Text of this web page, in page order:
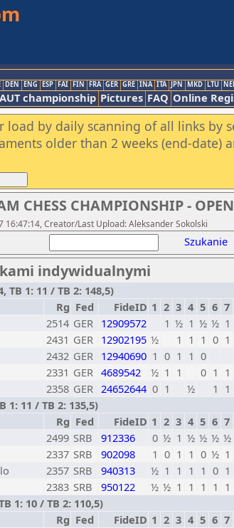
DEN ENG ESP FAI FIN FRA GER GRE INA ITA JPN MKD LTU
AUT championship Pictures FAQ Online
load by daily scanning of all links by
older than 2 weeks (end-date)
CHESS CHAMPIONSHIP -
Creator/Last Upload: Aleksander Sokolski
Szukanie
indywidualnymi
TB 1: 11 / TB 2: 148,5)
Rg Fed FideID 1 2 3 4 5 6 7
2514 GER 12909572 1 ½ 1 ½ ½ 1
2431 GER 12902195 ½ 1 1 1 0 1
2432 GER 12940690 1 0 1 1 0
2331 GER 4689542 ½ 1 1 0 1 1
2358 GER 24652644 0 1 ½ 1 1
1: 11 / TB 2: 135,5)
Rg Fed FideID 1 2 3 4 5 6 7
2499 SRB 912336 0 ½ 1 ½ ½ ½ ½
2337 SRB 902098 1 0 1 1 0 ½ 1
2357 SRB 940313 ½ 1 1 1 1 0 1
2383 SRB 950122 ½ ½ 1 1 1 1 1
1: 10 / TB 2: 110,5)
Rg Fed FideID 1 2 3 4 5 6 7